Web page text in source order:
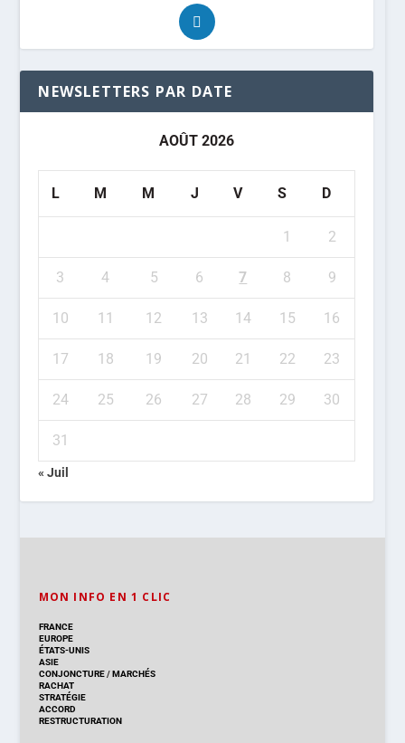
NEWSLETTERS PAR DATE
AOÛT 2026
L M M J V S D
1 2
3 4 5 6 7 8 9
10 11 12 13 14 15 16
17 18 19 20 21 22 23
24 25 26 27 28 29 30
31
« Juil
MON INFO EN 1 CLIC
FRANCE
EUROPE
ÉTATS-UNIS
ASIE
CONJONCTURE/MARCHÉS
RACHAT
STRATÉGIE
ACCORD
RESTRUCTURATION